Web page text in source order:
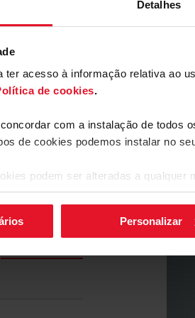
Detalhes
ter acesso à informação relativa ao
de cookies.
com a instalação de todos
de cookies podemos instalar no
podem ser alteradas a qualquer
Personalizar
peso? Com um
frigoríficos Fagor
são de vidro
e aumenta a